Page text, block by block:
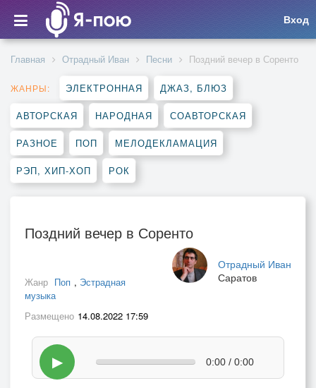
Вход
Главная Отрадный Иван Песни Поздний вечер в Соренто
ЖАНРЫ: ЭЛЕКТРОННАЯ ДЖАЗ, БЛЮЗ
АВТОРСКАЯ НАРОДНАЯ СОАВТОРСКАЯ
РАЗНОЕ ПОП МЕЛОДЕКЛАМАЦИЯ
РЭП, ХИП-ХОП РОК
Поздний вечер в Соренто
Отрадный Иван
Саратов
Жанр Поп , Эстрадная
музыка
Размещено 14.08.2022 17:59
▶ 0:00 / 0:00